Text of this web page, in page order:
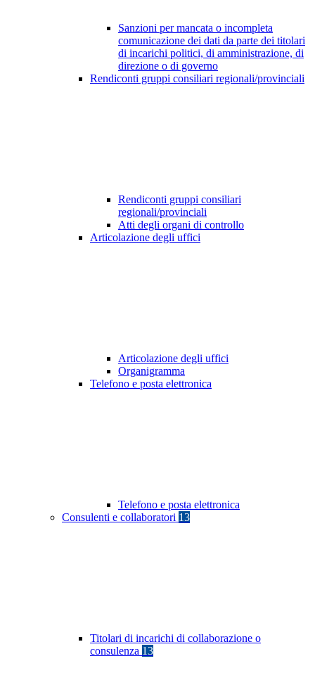
Sanzioni per mancata o incompleta
comunicazione dei dati da parte dei titolari
di incarichi politici, di amministrazione, di
direzione o di governo
Rendiconti gruppi consiliari regionali/provinciali
Rendiconti gruppi consiliari
regionali/provinciali
Atti degli organi di controllo
Articolazione degli uffici
Articolazione degli uffici
Organigramma
Telefono e posta elettronica
Telefono e posta elettronica
Consulenti e collaboratori 13
Titolari di incarichi di collaborazione o
consulenza 13